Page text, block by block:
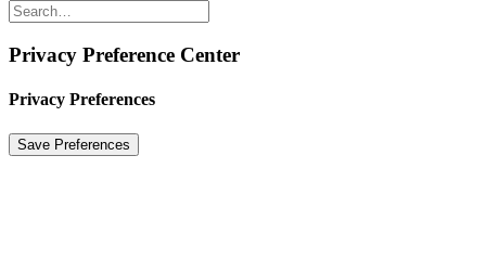
Privacy Preference Center
Privacy Preferences